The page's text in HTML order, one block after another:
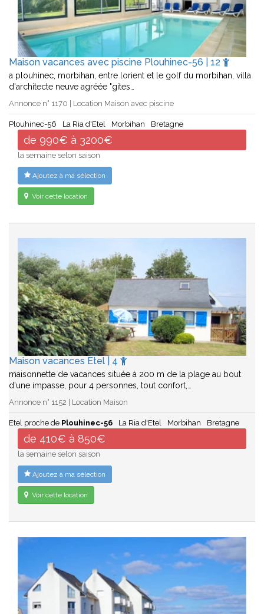
Maison vacances avec piscine Plouhinec-56 | 12
a plouhinec, morbihan, entre lorient et le golf du morbihan, villa
d'architecte neuve agréée "gites…
Annonce n° 1170 | Location Maison avec piscine
Plouhinec-56 La Ria d'Etel Morbihan Bretagne
de 990€ à 3200€
la semaine selon saison
Ajoutez à ma sélection
Voir cette location
Maison vacances Etel | 4
maisonnette de vacances située à 200 m de la plage au bout
d'une impasse, pour 4 personnes, tout confort,…
Annonce n° 1152 | Location Maison
Etel proche de Plouhinec-56 La Ria d'Etel Morbihan Bretagne
de 410€ à 850€
la semaine selon saison
Ajoutez à ma sélection
Voir cette location